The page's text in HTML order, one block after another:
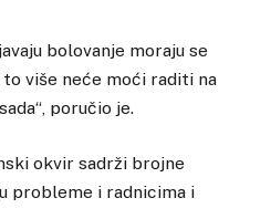
bolovanje moraju se
više neće moći raditi na
poručio je.
okvir sadrži brojne
probleme i radnicima i